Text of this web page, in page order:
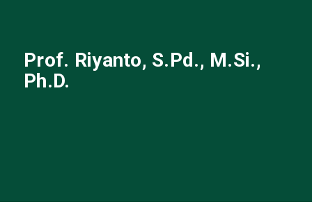
Prof. Riyanto, S.Pd., M.Si.,
Ph.D.